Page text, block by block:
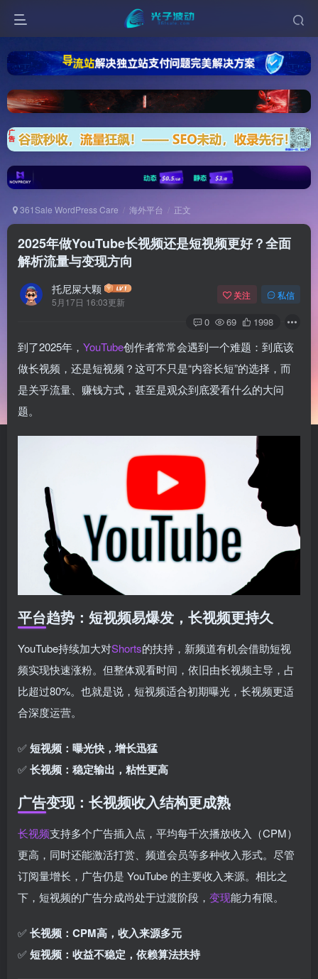
361Sale WordPress Care 海外平台 正文
2025年做YouTube长视频还是短视频更好？全面
解析流量与变现方向
托尼屎大颗
5月17日 16:03更新
关注 私信
0 69 1998
到了2025年， YouTube创作者常常会遇到一个难题：到底该
做长视频，还是短视频？这可不只是“内容长短”的选择，而
是关乎流量、赚钱方式，甚至是观众到底爱看什么的大问
题。
平台趋势：短视频易爆发，长视频更持久
YouTube持续加大对Shorts的扶持，新频道有机会借助短视
频实现快速涨粉。但整体观看时间，依旧由长视频主导，占
比超过80%。也就是说，短视频适合初期曝光，长视频更适
合深度运营。
✅短视频：曝光快，增长迅猛
✅长视频：稳定输出，粘性更高
广告变现：长视频收入结构更成熟
长视频支持多个广告插入点，平均每千次播放收入（CPM）
更高，同时还能激活打赏、频道会员等多种收入形式。尽管
订阅量增长，广告仍是 YouTube 的主要收入来源。相比之
下，短视频的广告分成尚处于过渡阶段， 变现能力有限。
✅长视频：CPM高，收入来源多元
✅短视频：收益不稳定，依赖算法扶持